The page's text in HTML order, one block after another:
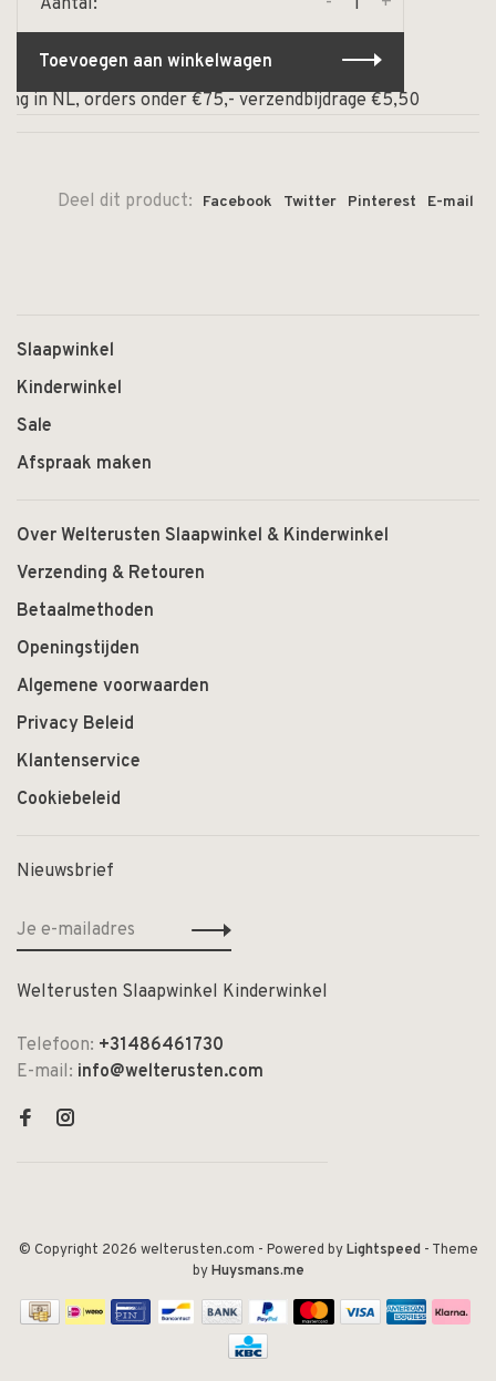
Aantal:
Toevoegen aan winkelwagen
in NL, orders onder €75,- verzendbijdrage €5,50
Deel dit product: Facebook Twitter Pinterest E-mail
Slaapwinkel
Kinderwinkel
Sale
Afspraak maken
Over Welterusten Slaapwinkel & Kinderwinkel
Verzending & Retouren
Betaalmethoden
Openingstijden
Algemene voorwaarden
Privacy Beleid
Klantenservice
Cookiebeleid
Nieuwsbrief
Welterusten Slaapwinkel Kinderwinkel
Telefoon: +31486461730
E-mail: info@welterusten.com
© Copyright 2026 welterusten.com - Powered byLightspeed- Theme
byHuysmans.me